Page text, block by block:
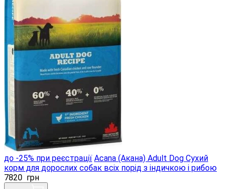
до -25% при реєстрації Acana (Акана) Adult Dog Сухий
корм для дорослих собак всіх порід з індичкою і рибою
7820 грн